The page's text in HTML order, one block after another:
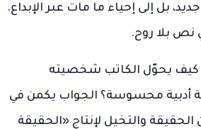
بل إلى إحياء ما مات عبر الإبداع.
نص بلا روح.
كيف يحوّل الكاتب شخصيته
أدبية محسوسة؟ الجواب يكمن في
الحقيقة والتخيل لإنتاج «الحقيقة